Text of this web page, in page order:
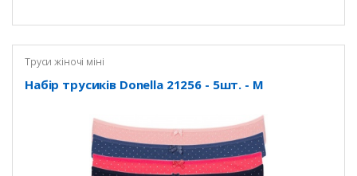
Труси жіночі міні
Набір трусиків Donella 21256 - 5шт. - M